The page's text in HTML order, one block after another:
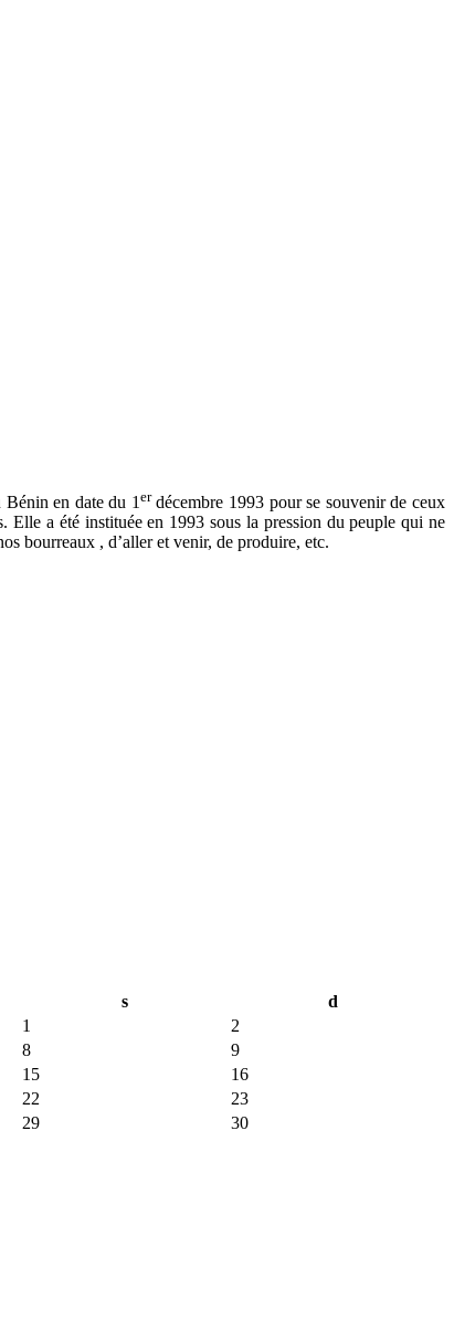
Bénin en date du 1erdécembre 1993 pour se souvenir de ceux
a été instituée en 1993 sous la pression du peuple qui ne
bourreaux , d’aller et venir, de produire, etc.
s
d
1
2
8
9
15
16
22
23
29
30